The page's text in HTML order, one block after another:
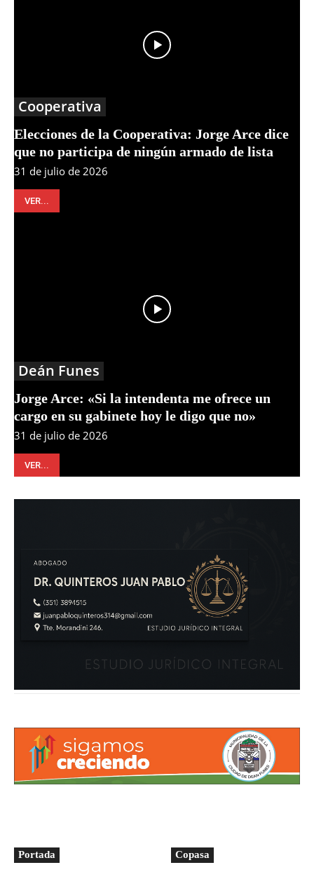
Cooperativa
Elecciones de la Cooperativa: Jorge Arce dice
que no participa de ningún armado de lista
31 de julio de 2026
VER...
Deán Funes
Jorge Arce: «Si la intendenta me ofrece un
cargo en su gabinete hoy le digo que no»
31 de julio de 2026
VER...
Portada Copasa